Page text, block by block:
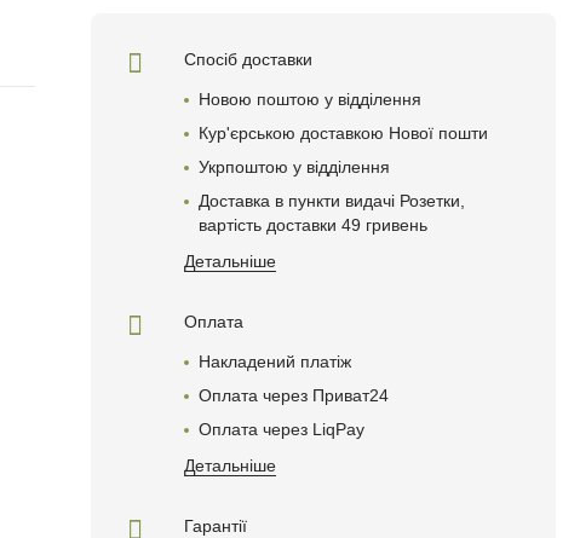
Спосіб доставки
Новою поштою у відділення
Кур'єрською доставкою Нової пошти
Укрпоштою у відділення
Доставка в пункти видачі Розетки,
вартість доставки 49 гривень
Детальніше
Оплата
Накладений платіж
Оплата через Приват24
Оплата через LiqPay
Детальніше
Гарантії